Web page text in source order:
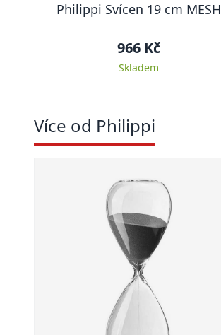
Philippi Svícen 19 cm MESH
966 Kč
Skladem
Více od Philippi